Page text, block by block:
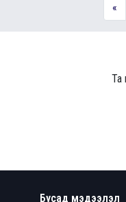
«
Та
Бусад мэдээлэл